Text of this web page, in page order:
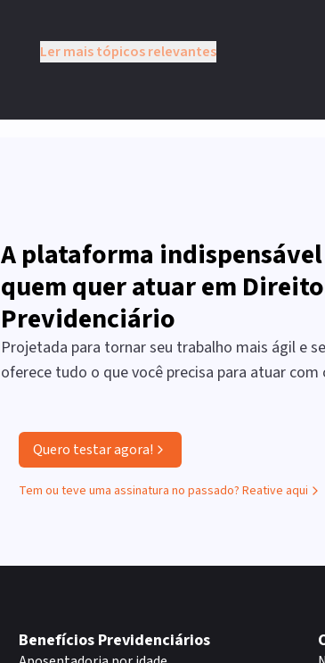
Ler mais tópicos relevantes
A plataforma
quem quer atuar em Direito
Previdenciário
Projetada para tornar seu trabalho mais ágil e
oferece tudo o que você precisa para atuar com
Quero testar agora!
Tem ou teve uma assinatura no passado? Reative aqui
Benefícios Previdenciários